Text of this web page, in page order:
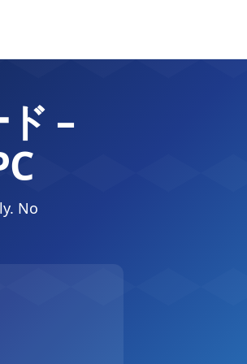
–
No